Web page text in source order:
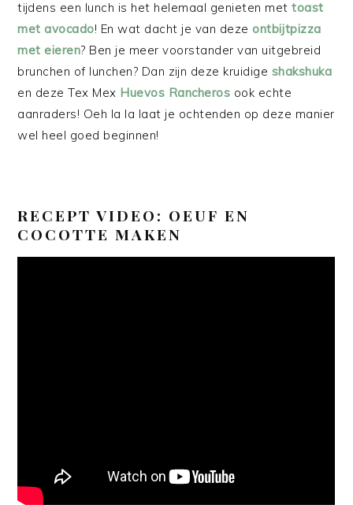
tijdens een lunch is het helemaal genieten mettoast
met avocado! En wat dacht je van dezeontbijtpizza
met eieren? Ben je meer voorstander van uitgebreid
brunchen of lunchen? Dan zijn deze kruidige shakshuka
en deze Tex Mex Huevos Rancheros ook echte
aanraders! Oeh la la laat je ochtenden op deze manier
wel heel goed beginnen!
RECEPT VIDEO: OEUF EN
COCOTTE MAKEN